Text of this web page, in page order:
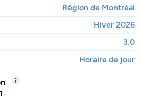
Région de Montréal
Hiver 2026
3.0
Horaire de jour